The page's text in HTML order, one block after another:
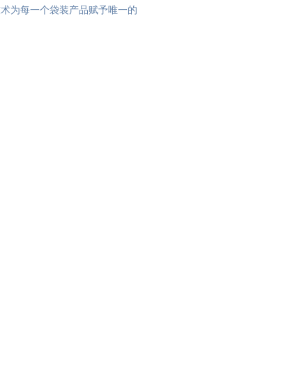
为每一个袋装产品赋予唯一的